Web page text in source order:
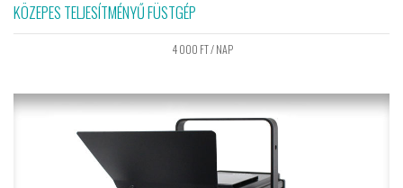
KÖZEPES TELJESÍTMÉNYŰ FÜSTGÉP
4 000 FT/ NAP